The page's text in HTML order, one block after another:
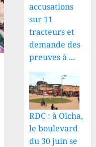
accusations
sur 11
tracteurs et
demande des
preuves à ...
RDC : à Oïcha,
le boulevard
du 30 juin se